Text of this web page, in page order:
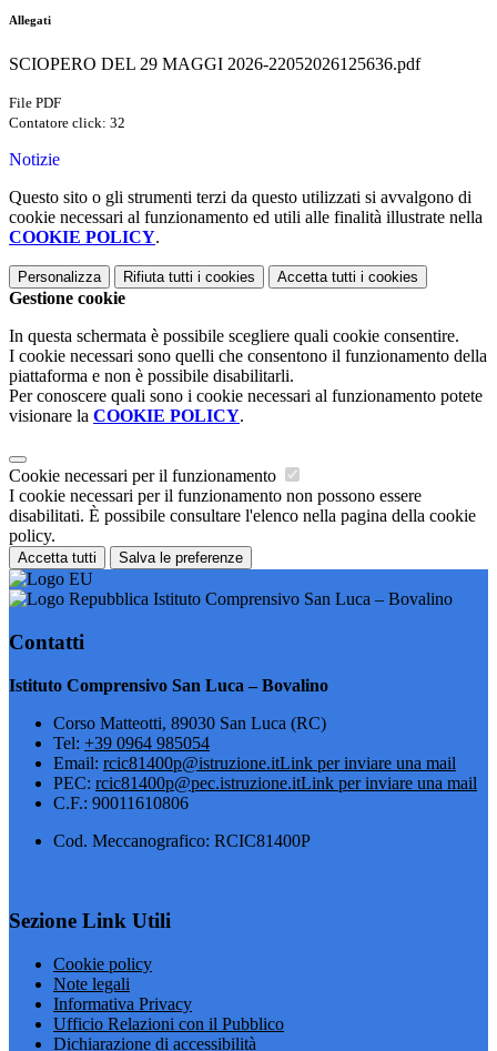
Allegati
SCIOPERO DEL 29 MAGGI 2026-22052026125636.pdf
File PDF
Contatore click: 32
Notizie
Questo sito o gli strumenti terzi da questo utilizzati si avvalgono di
cookie necessari al funzionamento ed utili alle finalità illustrate nella
COOKIE POLICY.
Personalizza Rifiuta tutti i cookies Accetta tutti i cookies
Gestione cookie
In questa schermata è possibile scegliere quali cookie consentire.
I cookie necessari sono quelli che consentono il funzionamento della
piattaforma e non è possibile disabilitarli.
Per conoscere quali sono i cookie necessari al funzionamento potete
visionare la COOKIE POLICY.
Cookie necessari per il funzionamento
I cookie necessari per il funzionamento non possono essere
disabilitati. È possibile consultare l'elenco nella pagina della cookie
policy.
Accetta tutti Salva le preferenze
Istituto Comprensivo San Luca – Bovalino
Contatti
Istituto Comprensivo San Luca – Bovalino
Corso Matteotti, 89030 San Luca (RC)
Tel: +39 0964 985054
Email: rcic81400p@istruzione.itLink per inviare una mail
PEC: rcic81400p@pec.istruzione.itLink per inviare una mail
C.F.: 90011610806
Cod. Meccanografico: RCIC81400P
Sezione Link Utili
Cookie policy
Note legali
Informativa Privacy
Ufficio Relazioni con il Pubblico
Dichiarazione di accessibilità